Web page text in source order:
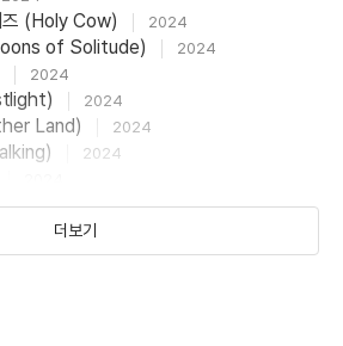
즈 (Holy Cow) 2024
of Solitude) 2024
2024
2024
Land) 2024
2024
2024
Dreamerz)
2023
더보기